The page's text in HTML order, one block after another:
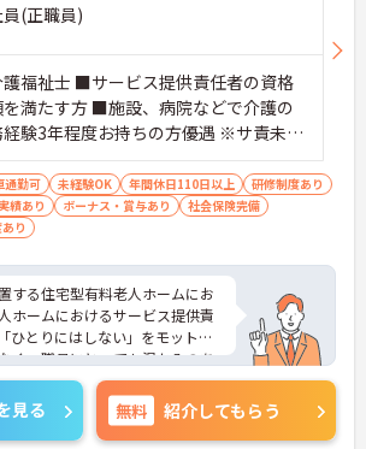
(正職員)
福祉士 ■サービス提供責任者の資格
を満たす方 ■施設、病院などで介護の
験3年程度お持ちの方優遇 ※サ責未経
ートの実績多数
通勤可 未経験OK 年間休日110日以上
研修制度あり
績あり
ボーナス・賞与あり
社会保険完備
り
する住宅型有料老人ホームにお
ホームにおけるサービス提供責
ひとりにはしない」をモットー
く、職員にとっても温かみのあ
しています。
に寄り添ってサービスを提供し
集しています。サービス提供責
タートされた方も多数いらっし
見る 無料 紹介してもらう